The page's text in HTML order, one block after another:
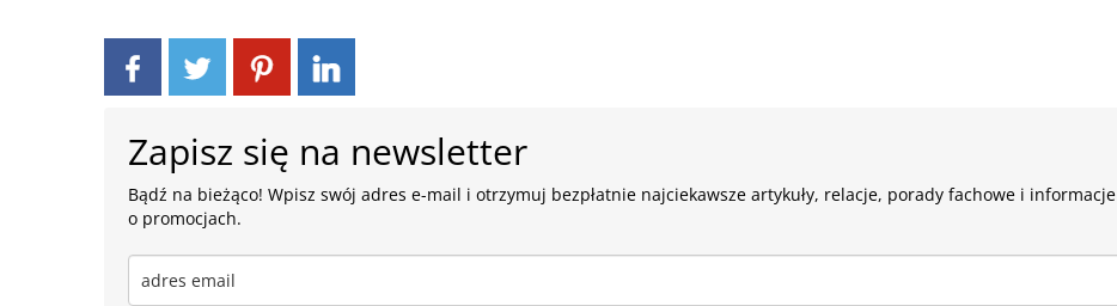
Zapisz się na newsletter
Bądź na bieżąco! Wpisz swój adres e-mail i otrzymuj bezpłatnie najciekawsze artykuły, relacje, porady fachowe i informacje
o promocjach.